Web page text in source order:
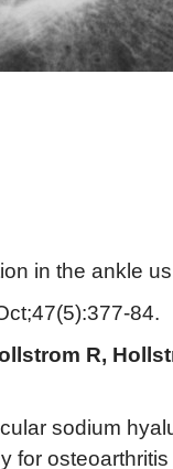
in the ankle
84.
R,
sodium
for